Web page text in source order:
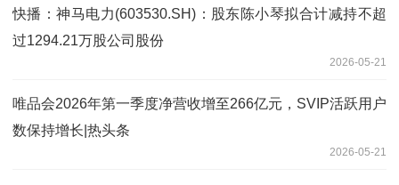
快播：神马电力(603530.SH)：股东陈小琴拟合计减持不超
过1294.21万股公司股份
2026-05-21
唯品会2026年第一季度净营收增至266亿元，SVIP活跃用户
数保持增长|热头条
2026-05-21